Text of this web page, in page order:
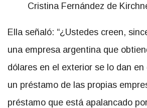
Cristina Fernández de
Ella señaló: “¿Ustedes creen,
una empresa argentina que
dólares en el exterior se lo dan
un préstamo de las propias
préstamo que está apalancado